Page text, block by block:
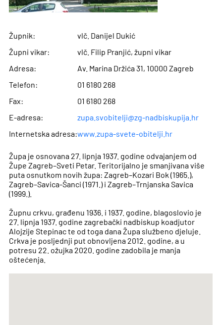
Župnik:
vlč. Danijel Dukić
Župni vikar:
vlč. Filip Pranjić, župni vikar
Adresa:
Av. Marina Držića 31, 10000 Zagreb
Telefon:
01 6180 268
Fax:
01 6180 268
E-adresa:
zupa.svobitelji@zg-nadbiskupija.hr
Internetska adresa:www.zupa-svete-obitelji.hr
Župa je osnovana 27. lipnja 1937. godine odvajanjem od
Župe Zagreb–Sveti Petar. Teritorijalno je smanjivana više
puta osnutkom novih župa: Zagreb–Kozari Bok (1965.),
Zagreb–Savica-Šanci (1971.) i Zagreb–Trnjanska Savica
(1999.).
Župnu crkvu, građenu 1936. i 1937. godine, blagoslovio je
27. lipnja 1937. godine zagrebački nadbiskup koadjutor
Alojzije Stepinac te od toga dana Župa službeno djeluje.
Crkva je posljednji put obnovljena 2012. godine, a u
potresu 22. ožujka 2020. godine zadobila je manja
oštećenja.